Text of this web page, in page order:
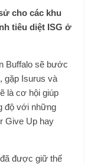
cho các khu
tiêu diệt ISG ở
Buffalo sẽ bước
gặp Isurus và
là cơ hội giúp
độ với những
Give Up hay
được giữ thế